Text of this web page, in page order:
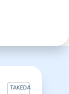
TAKEDA